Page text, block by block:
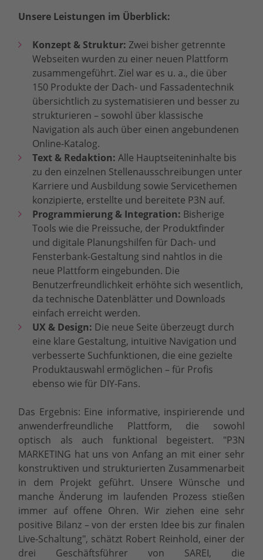
Unsere Leistungen im Überblick:
Konzept & Struktur: Zwei bisher getrennte
Webseiten wurden zu einer neuen Plattform
zusammengeführt. Ziel war es u. a., die über
150 Produkte der Dach- und Fassadentechnik
übersichtlich zu systematisieren und besser zu
strukturieren – sowohl über klassische
Navigation als auch über einen angebundenen
Online-Katalog.
Text & Redaktion: Alle Hauptseiteninhalte bis
zu den einzelnen Stellenausschreibungen unter
Karriere und Ausbildung sowie Servicethemen
konzipierte, erstellte und bereitete P3N auf.
Programmierung & Integration: Bisherige
Tools wie die Preissuche, der Produktfinder
und digitale Planungshilfen für Dach- und
Fensterbank-Gestaltung sind nahtlos in die
neue Plattform eingebunden. Die
Benutzerfreundlichkeit erhöhte sich wesentlich,
da technische Datenblätter und Downloads
einfach erreicht werden.
UX & Design: Die neue Seite überzeugt durch
eine klare Gestaltung, intuitive Navigation und
verbesserte Suchfunktionen, die eine gezielte
Produktauswahl ermöglichen – für Profis
ebenso wie für DIY-Fans.
Das Ergebnis: Eine informative, inspirierende und
anwenderfreundliche Plattform, die sowohl
optisch als auch funktional begeistert. "P3N
MARKETING hat uns von Anfang an mit einer sehr
konstruktiven und strukturierten Zusammenarbeit
in dem Projekt geführt. Unsere Wünsche und
manche Änderung im laufenden Prozess stießen
immer auf offene Ohren. Wir ziehen eine sehr
positive Bilanz – von der ersten Idee bis zur finalen
Live-Schaltung", schätzt Robert Reinhold, einer der
drei Geschäftsführer von SAREI, die